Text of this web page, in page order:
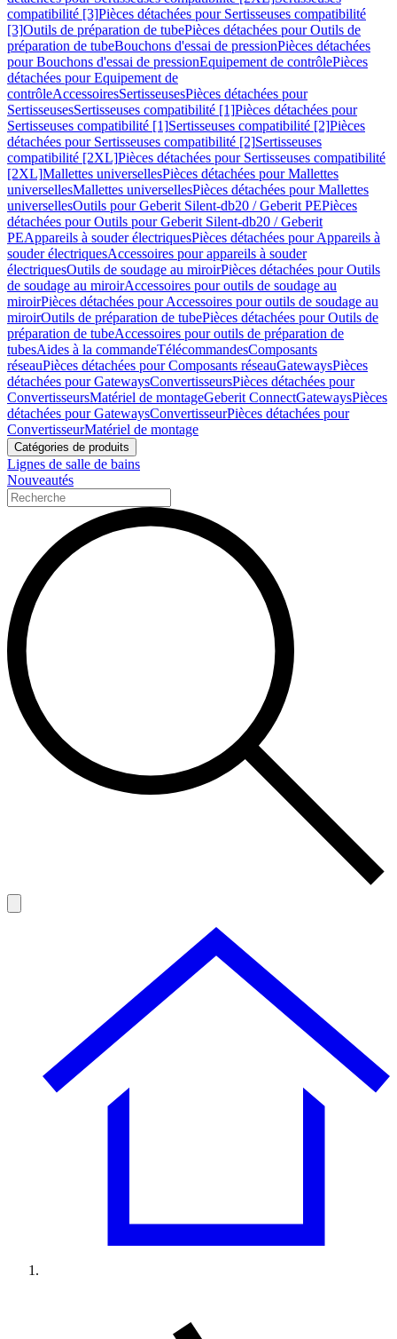
compatibilité [3]Pièces détachées pour Sertisseuses compatibilité
[3]Outils de préparation de tubePièces détachées pour Outils de
préparation de tubeBouchons d'essai de pressionPièces détachées
pour Bouchons d'essai de pressionEquipement de contrôlePièces
détachées pour Equipement de
contrôleAccessoiresSertisseusesPièces détachées pour
SertisseusesSertisseuses compatibilité [1]Pièces détachées pour
Sertisseuses compatibilité [1]Sertisseuses compatibilité [2]Pièces
détachées pour Sertisseuses compatibilité [2]Sertisseuses
compatibilité [2XL]Pièces détachées pour Sertisseuses compatibilité
[2XL]Mallettes universellesPièces détachées pour Mallettes
universellesMallettes universellesPièces détachées pour Mallettes
universellesOutils pour Geberit Silent-db20 / Geberit PEPièces
détachées pour Outils pour Geberit Silent-db20 / Geberit
PEAppareils à souder électriquesPièces détachées pour Appareils à
souder électriquesAccessoires pour appareils à souder
électriquesOutils de soudage au miroirPièces détachées pour Outils
de soudage au miroirAccessoires pour outils de soudage au
miroirPièces détachées pour Accessoires pour outils de soudage au
miroirOutils de préparation de tubePièces détachées pour Outils de
préparation de tubeAccessoires pour outils de préparation de
tubesAides à la commandeTélécommandesComposants
réseauPièces détachées pour Composants réseauGatewaysPièces
détachées pour GatewaysConvertisseursPièces détachées pour
ConvertisseursMatériel de montageGeberit ConnectGatewaysPièces
détachées pour GatewaysConvertisseurPièces détachées pour
ConvertisseurMatériel de montage
Catégories de produits
Lignes de salle de bains
Nouveautés